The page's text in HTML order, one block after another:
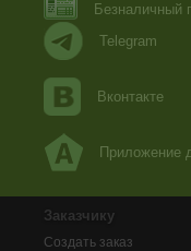
Безналичный
Telegram
Вконтакте
Приложение
Заказчику
Создать заказ